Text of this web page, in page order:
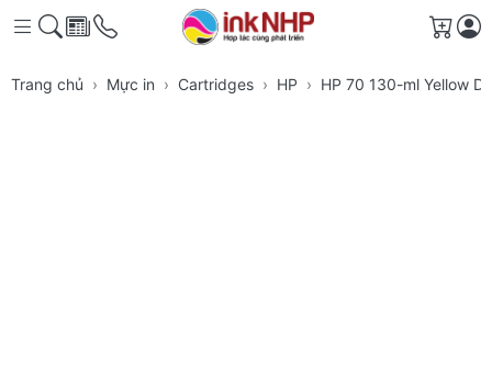
Giỏ
Trang chủ Mực in Cartridges HP HP 70 130-ml Yellow